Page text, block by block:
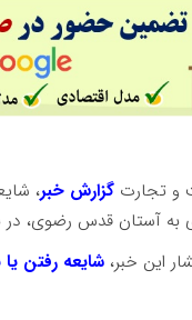
و تجارت گزارش خبر،
به آستان قدس رضوی،
این خبر،شایعه رفتن یا